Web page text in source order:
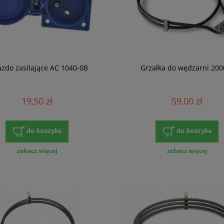
zasilające AC 1040-0B
19,50 zł
do koszyka
zobacz więcej
Grzałka do wędzarni
59,00 zł
do koszyka
zobacz więcej